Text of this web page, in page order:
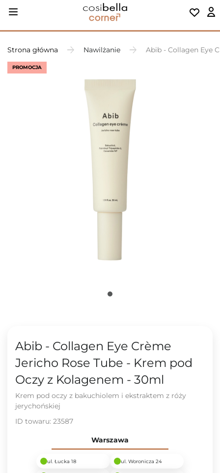
Strona główna Nawilżanie Abib - Collagen Eye
PROMOCJA
Abib - Collagen Eye Crème
Jericho Rose Tube - Krem pod
Oczy z Kolagenem - 30ml
Krem pod oczy z bakuchiolem i ekstraktem z róży
jerychońskiej
ID towaru: 23587
Warszawa
ul. Łucka 18 ul. Woronicza 24